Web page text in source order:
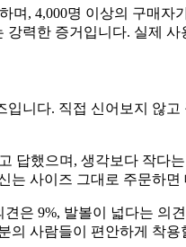
며, 4,000명 이상의 구매
력한 증거입니다. 실제
니다. 직접 신어보지 않
답했으며, 생각보다 작다
는 사이즈 그대로 주문하
은 9%, 발볼이 넓다는
의 사람들이 편안하게 착용